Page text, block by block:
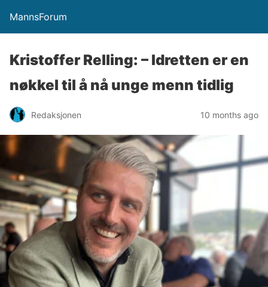
MannsForum
Kristoffer Relling: – Idretten er en
nøkkel til å nå unge menn tidlig
Redaksjonen 10 months ago